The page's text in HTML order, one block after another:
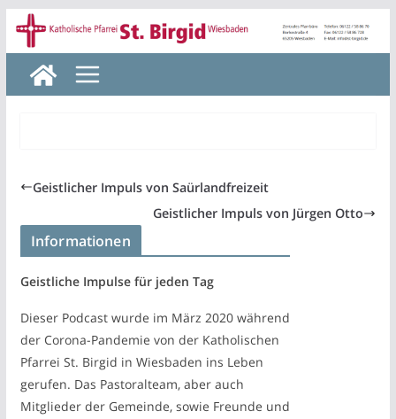
Zum
Inhalt
springen
Geistlicher Impuls von Saürlandfreizeit
Geistlicher Impuls von Jürgen Otto
Informationen
Geistliche Impulse für jeden Tag
Dieser Podcast wurde im März 2020 während
der Corona-Pandemie von der Katholischen
Pfarrei St. Birgid in Wiesbaden ins Leben
gerufen. Das Pastoralteam, aber auch
Mitglieder der Gemeinde, sowie Freunde und